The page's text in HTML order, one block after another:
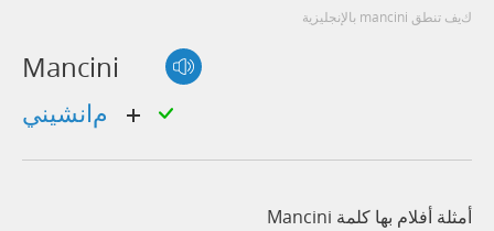
كيف تنطق mancini بالإنجليزية
Mancini
أمثلة أفلام بها كلمة Mancini